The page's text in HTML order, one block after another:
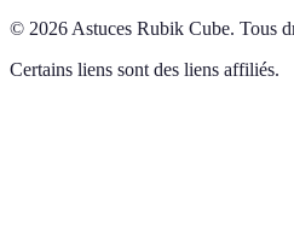
© 2026Astuces Rubik Cube. Tous
Certains liens sont des liens affiliés.